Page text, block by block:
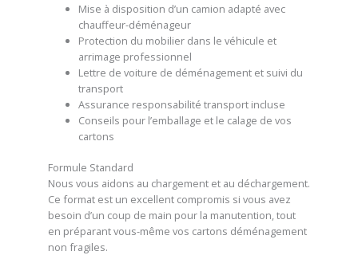
Mise à disposition d’un camion adapté avec
chauffeur-déménageur
Protection du mobilier dans le véhicule et
arrimage professionnel
Lettre de voiture de déménagement et suivi du
transport
Assurance responsabilité transport incluse
Conseils pour l’emballage et le calage de vos
cartons
Formule Standard
Nous vous aidons au chargement et au déchargement.
Ce format est un excellent compromis si vous avez
besoin d’un coup de main pour la manutention, tout
en préparant vous-même vos cartons déménagement
non fragiles.